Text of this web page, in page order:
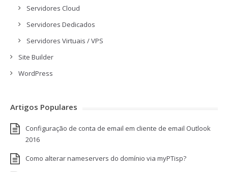
Servidores Cloud
Servidores Dedicados
Servidores Virtuais / VPS
Site Builder
WordPress
Artigos Populares
Configuração de conta de email em cliente de email Outlook
2016
Como alterar nameservers do domínio via myPTisp?